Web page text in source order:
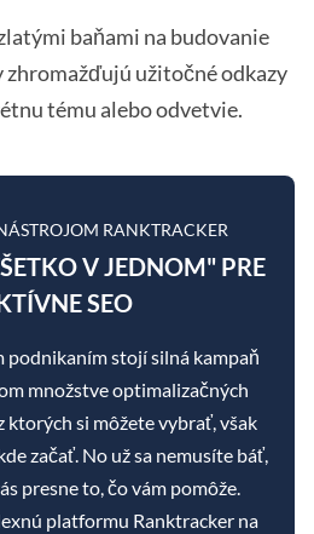
baňami na budovanie
užitočné odkazy
tému alebo odvetvie.
RANKTRACKER
V JEDNOM" PRE
SEO
podnikaním stojí silná kampaň
množstve optimalizačných
ktorých si môžete vybrať, však
začať. No už sa nemusíte báť,
presne to, čo vám pomôže.
platformu Ranktracker na